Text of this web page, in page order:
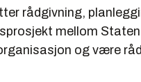
rådgivning,
mellom
og være